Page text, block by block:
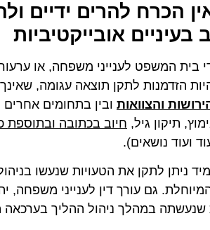
הכרח להרים ידיים
אובייקטיביות
בית המשפט לענייני משפחה, או
הזדמנות לתקן תוצאה עגומה,
והצוואות ובין בתחומים אחרים
תיקון גיל, חיוב בכתובה ובתוספת
ועוד נושאים).
ניתן לתקן את הטעויות שנעשו
גם עורך דין לענייני משפחה,
שנעשתה במהלך ניהול ההליך בערכאה